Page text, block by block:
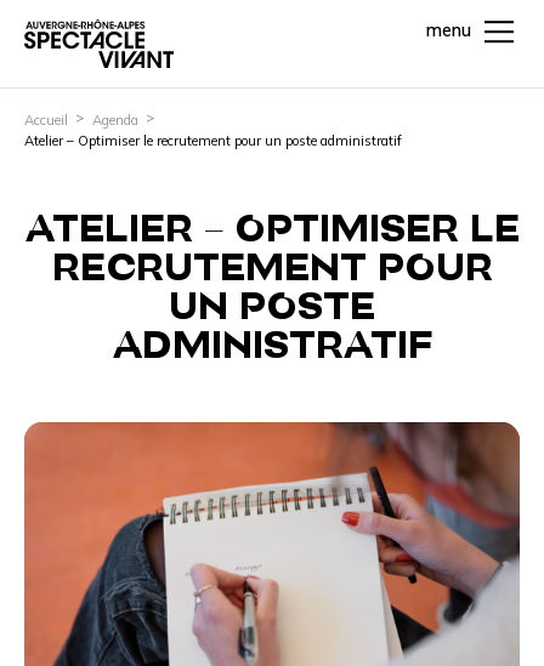
menu
Accueil
Agenda
Atelier – Optimiser le recrutement pour un poste administratif
ATELIER – OPTIMISER LE
RECRUTEMENT POUR
UN POSTE
ADMINISTRATIF